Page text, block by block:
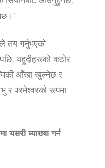
तय गर्नुभएको
यहूदीहरूको कठोर
आँखा खुल्नेछ र
र परमेश्‍वरको रूपमा
यसरी व्याख्या गर्न